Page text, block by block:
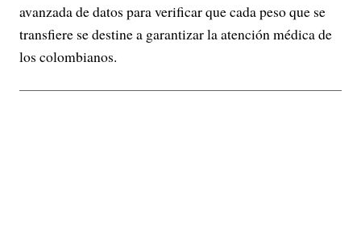
avanzada de datos para verificar que cada peso que se
transfiere se destine a garantizar la atención médica de
los colombianos.